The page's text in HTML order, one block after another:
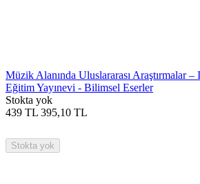
Müzik Alanında Uluslararası Araştırmalar
Eğitim Yayınevi - Bilimsel Eserler
Stokta yok
439 TL 395,10 TL
Stokta yok